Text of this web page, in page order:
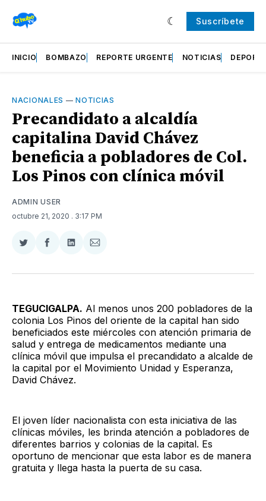
Suscríbete
INICIO BOMBAZO REPORTE URGENTE NOTICIAS
NACIONALES —NOTICIAS
Precandidato a alcaldía
capitalina David Chávez
beneficia a pobladores de Col.
Los Pinos con clínica móvil
ADMIN USER
octubre 21, 2020 . 3:17 PM
Compartir
Twitter
Compartir
Facebook
Compartir
LinkedIn
Compartir
Email
TEGUCIGALPA. Al menos unos 200 pobladores de la
colonia Los Pinos del oriente de la capital han sido
beneficiados este miércoles con atención primaria de
salud y entrega de medicamentos mediante una
clínica móvil que impulsa el precandidato a alcalde de
la capital por el Movimiento Unidad y Esperanza,
David Chávez.
El joven líder nacionalista con esta iniciativa de las
clínicas móviles, les brinda atención a pobladores de
diferentes barrios y colonias de la capital. Es
oportuno de mencionar que esta labor es de manera
gratuita y llega hasta la puerta de su casa.